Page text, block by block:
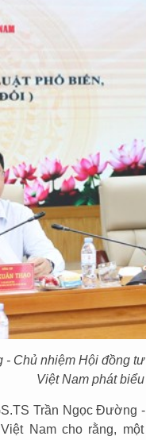
Chủ nhiệm Hội đồng
Việt Nam phát
Trần Ngọc Đường
Nam cho rằng,